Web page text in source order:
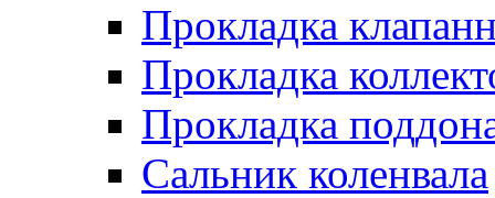
Прокладка
Прокладка
Прокладка
Сальник коленвала